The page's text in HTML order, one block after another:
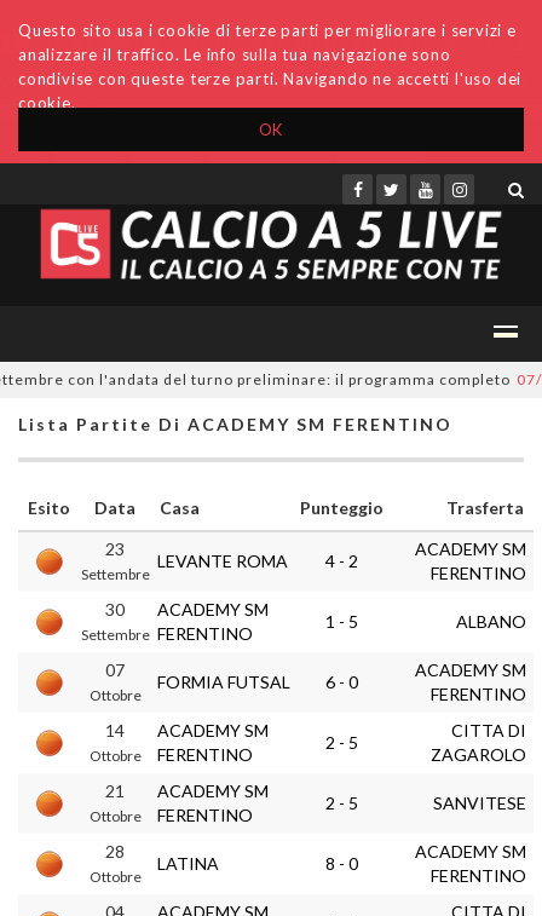
OK
Questo sito usa i cookie di terze parti per migliorare i servizi e
analizzare il traffico. Le info sulla tua navigazione sono
condivise con queste terze parti. Navigando ne accetti l'uso dei
cookie.
Accedi Archivio Invio comunicati Redazione
con l'andata del turno preliminare: il programma completo 07/
Lista Partite Di ACADEMY SM FERENTINO
Esito Data Casa Punteggio
Trasferta
23
Settembre
LEVANTE ROMA 4 - 2
ACADEMY SM
FERENTINO
30
Settembre
ACADEMY SM
FERENTINO
1 - 5 ALBANO
07
Ottobre
FORMIA FUTSAL 6 - 0
ACADEMY SM
FERENTINO
14
Ottobre
ACADEMY SM
FERENTINO
2 - 5
CITTA DI
ZAGAROLO
21
Ottobre
ACADEMY SM
FERENTINO
2 - 5 SANVITESE
28
Ottobre
LATINA 8 - 0
ACADEMY SM
FERENTINO
04
ACADEMY SM
CITTA DI